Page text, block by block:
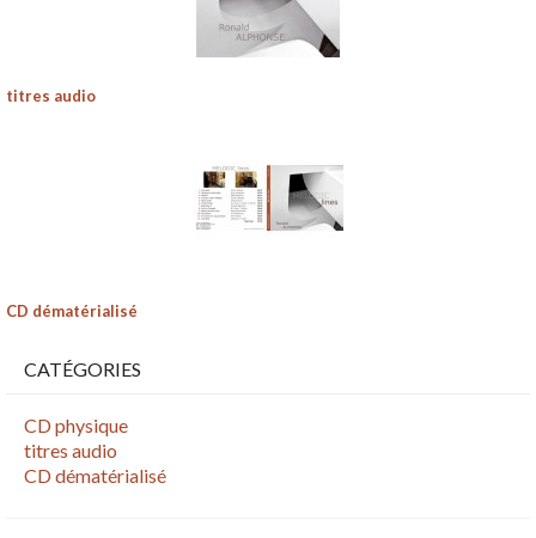
titres audio
CD dématérialisé
CATÉGORIES
CD physique
titres audio
CD dématérialisé